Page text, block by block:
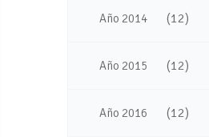
Año 2014 (12)
Año 2015 (12)
Año 2016 (12)